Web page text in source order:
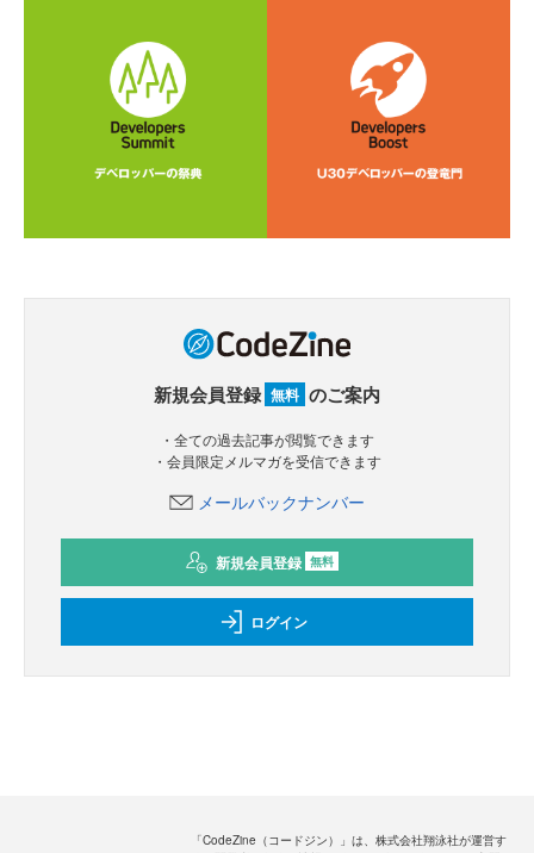
新規会員登録 無料 のご案内
・全ての過去記事が閲覧できます
・会員限定メルマガを受信できます
メールバックナンバー
新規会員登録 無料
ログイン
「CodeZine（コードジン）」は、株式会社翔泳社が運営す